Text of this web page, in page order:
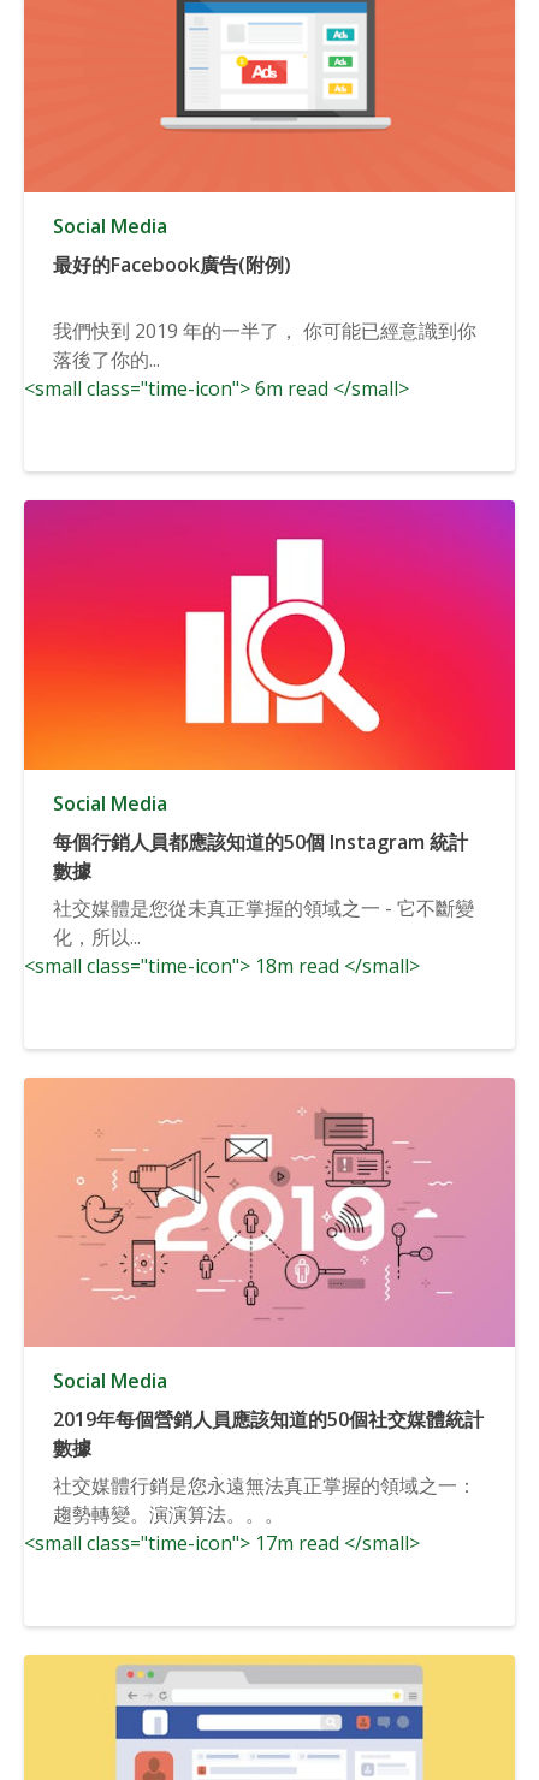
Social Media
最好的Facebook廣告(附例)
我們快到 2019 年的一半了， 你可能已經意識到你
落後了你的...
<small class="time-icon"> 6m read </small>
Social Media
每個行銷人員都應該知道的50個 Instagram 統計
數據
社交媒體是您從未真正掌握的領域之一 - 它不斷變
化，所以...
<small class="time-icon"> 18m read </small>
Social Media
2019年每個營銷人員應該知道的50個社交媒體統計
數據
社交媒體行銷是您永遠無法真正掌握的領域之一：
趨勢轉變。演演算法。。。
<small class="time-icon"> 17m read </small>